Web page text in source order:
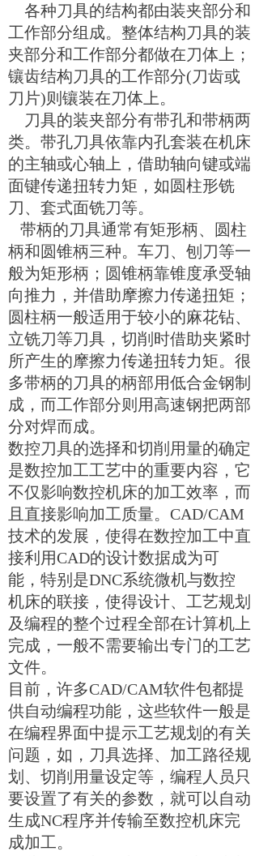
各种刀具的结构都由装夹部分和
工作部分组成。整体结构刀具的装
夹部分和工作部分都做在刀体上；
镶齿结构刀具的工作部分(刀齿或
刀片)则镶装在刀体上。
刀具的装夹部分有带孔和带柄两
类。带孔刀具依靠内孔套装在机床
的主轴或心轴上，借助轴向键或端
面键传递扭转力矩，如圆柱形铣
刀、套式面铣刀等。
带柄的刀具通常有矩形柄、圆柱
柄和圆锥柄三种。车刀、刨刀等一
般为矩形柄；圆锥柄靠锥度承受轴
向推力，并借助摩擦力传递扭矩；
圆柱柄一般适用于较小的麻花钻、
立铣刀等刀具，切削时借助夹紧时
所产生的摩擦力传递扭转力矩。很
多带柄的刀具的柄部用低合金钢制
成，而工作部分则用高速钢把两部
分对焊而成。
数控刀具的选择和切削用量的确定
是数控加工工艺中的重要内容，它
不仅影响数控机床的加工效率，而
且直接影响加工质量。 CAD/CAM
技术的发展，使得在数控加工中直
接利用CAD的设计数据成为可
能，特别是DNC系统微机与数控
机床的联接，使得设计、工艺规划
及编程的整个过程全部在计算机上
完成，一般不需要输出专门的工艺
文件。
目前，许多CAD/CAM软件包都提
供自动编程功能，这些软件一般是
在编程界面中提示工艺规划的有关
问题，如，刀具选择、加工路径规
划、切削用量设定等，编程人员只
要设置了有关的参数，就可以自动
生成NC程序并传输至数控机床完
成加工。